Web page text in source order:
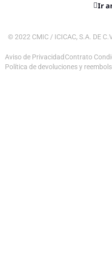
Ir
© 2022 CMIC / ICICAC, S.A. DE
Aviso de Privacidad Contrato
Política de devoluciones y